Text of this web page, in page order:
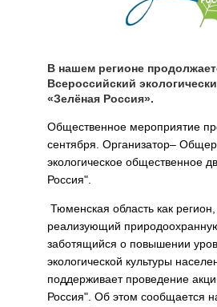
В нашем регионе
Всероссийский
«Зелёная Россия».
Общественное мероприятие
сентября. Организатор–
экологическое общественное
Россия".
Тюменская область как регион,
реализующий
заботящийся о повышении
экологической культуры
поддерживает проведение
Россия". Об этом сообщается